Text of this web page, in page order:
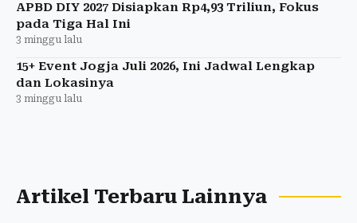
APBD DIY 2027 Disiapkan Rp4,93 Triliun, Fokus
pada Tiga Hal Ini
3 minggu lalu
15+ Event Jogja Juli 2026, Ini Jadwal Lengkap
dan Lokasinya
3 minggu lalu
Artikel Terbaru Lainnya